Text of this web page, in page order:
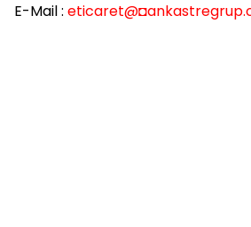
E-Mail : eticaret